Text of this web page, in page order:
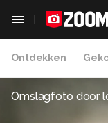
Ontdekken
Omslagfoto door